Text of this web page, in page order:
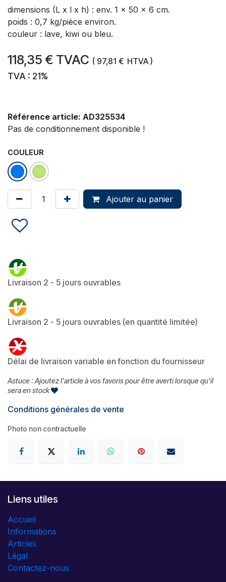
dimensions (L x l x h) : env. 1 x 50 x 6 cm.
poids : 0,7 kg/pièce environ.
couleur : lave, kiwi ou bleu.
118,35 € TVAC ( 97,81 € HTVA )
TVA : 21%
Référence article: AD325534
Pas de conditionnement disponible !
COULEUR
Ajouter au panier
Livraison 2 - 5 jours ouvrables
Livraison 2 - 5 jours ouvrables (en quantité limitée)
Délai de livraison variable en fonction du fournisseur
Astuce : Ajoutez l'article à vos favoris pour être averti lorsque qu'il
sera en stock
Conditions générales de vente
Photo non contractuelle
Liens utiles
Accueil
Informations
Articles
Légal
Contactez-nous